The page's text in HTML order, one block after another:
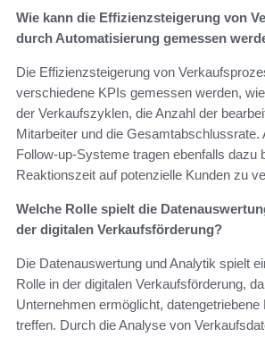
Wie kann die Effizienzsteigerung von
durch Automatisierung gemessen
Die Effizienzsteigerung von
verschiedene KPIs gemessen werden,
der Verkaufszyklen, die Anzahl der
Mitarbeiter und die Gesamtabschlussrate.
Follow-up-Systeme tragen ebenfalls dazu
Reaktionszeit auf potenzielle Kunden zu
Welche Rolle spielt die
der digitalen Verkaufsförderung?
Die Datenauswertung und Analytik spielt
Rolle in der digitalen Verkaufsförderung,
Unternehmen ermöglicht,
treffen. Durch die Analyse von